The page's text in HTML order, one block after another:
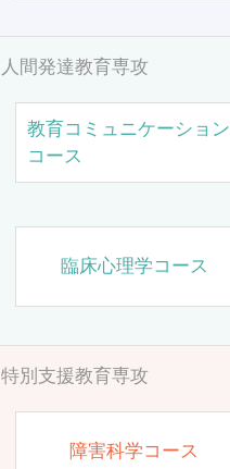
人間発達教育専攻
教育コミュニケーション
コース
臨床心理学コース
特別支援教育専攻
障害科学コース